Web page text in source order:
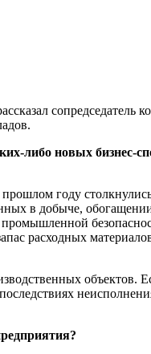
сопредседатель
либо новых бизнес-
году
в добыче,
промышленной
расходных
объектов.